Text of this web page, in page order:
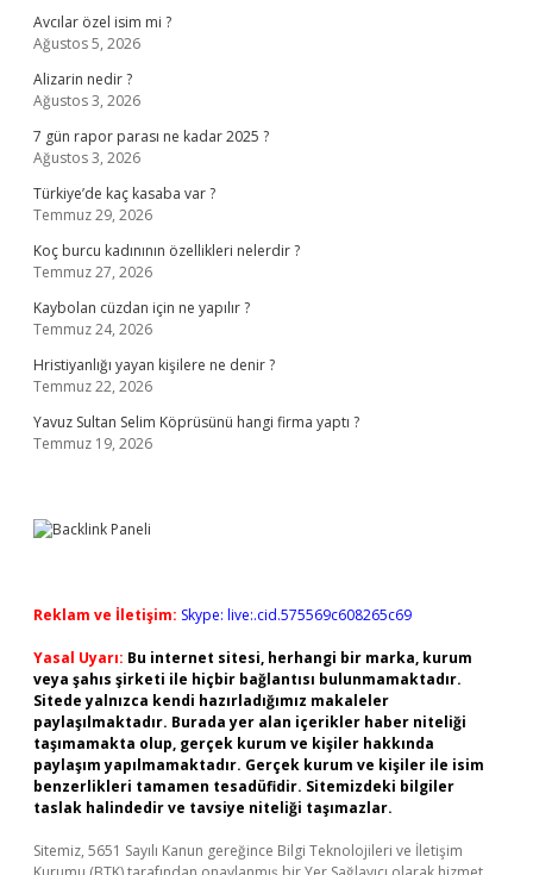
Avcılar özel isim mi ?
Ağustos 5, 2026
Alizarin nedir ?
Ağustos 3, 2026
7 gün rapor parası ne kadar 2025 ?
Ağustos 3, 2026
Türkiye’de kaç kasaba var ?
Temmuz 29, 2026
Koç burcu kadınının özellikleri nelerdir ?
Temmuz 27, 2026
Kaybolan cüzdan için ne yapılır ?
Temmuz 24, 2026
Hristiyanlığı yayan kişilere ne denir ?
Temmuz 22, 2026
Yavuz Sultan Selim Köprüsünü hangi firma yaptı ?
Temmuz 19, 2026
Reklam ve İletişim: Skype: live:.cid.575569c608265c69
Yasal Uyarı: Bu internet sitesi, herhangi bir marka, kurum
veya şahıs şirketi ile hiçbir bağlantısı bulunmamaktadır.
Sitede yalnızca kendi hazırladığımız makaleler
paylaşılmaktadır. Burada yer alan içerikler haber niteliği
taşımamakta olup, gerçek kurum ve kişiler hakkında
paylaşım yapılmamaktadır. Gerçek kurum ve kişiler ile isim
benzerlikleri tamamen tesadüfidir. Sitemizdeki bilgiler
taslak halindedir ve tavsiye niteliği taşımazlar.
Sitemiz, 5651 Sayılı Kanun gereğince Bilgi Teknolojileri ve İletişim